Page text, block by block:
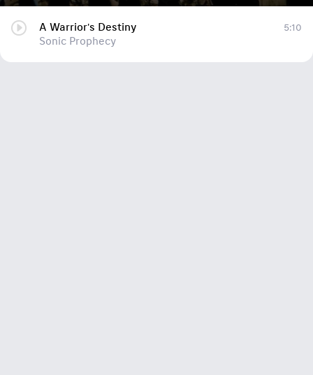
A Warrior's Destiny
Sonic Prophecy
5:10